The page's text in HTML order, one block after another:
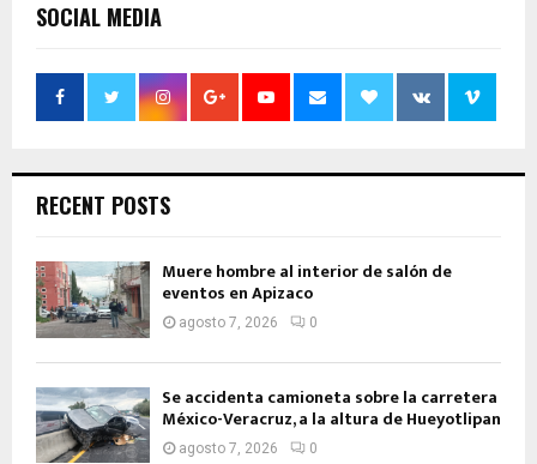
SOCIAL MEDIA
RECENT POSTS
Muere hombre al interior de salón de
eventos en Apizaco
agosto 7, 2026 0
Se accidenta camioneta sobre la carretera
México-Veracruz, a la altura de Hueyotlipan
agosto 7, 2026 0